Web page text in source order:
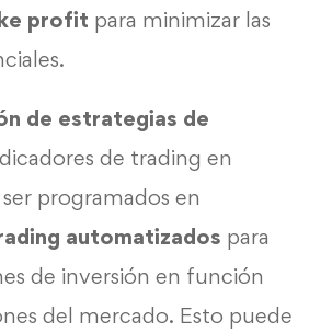
profit para minimizar las
de estrategias de
de trading en
programados en
automatizados para
de inversión en función
del mercado. Esto puede